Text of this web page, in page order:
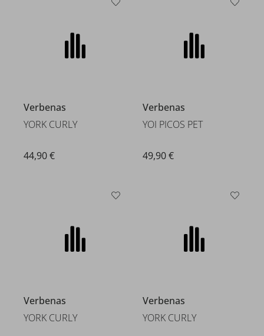
Verbenas
YORK CURLY
44,90 €
Verbenas
YOI PICOS PET
49,90 €
Verbenas
YORK CURLY
Verbenas
YORK CURLY